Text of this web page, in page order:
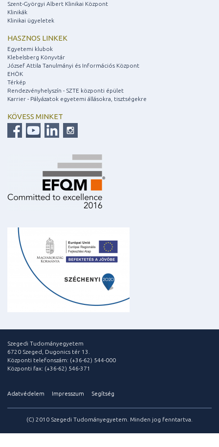
Szent-Györgyi Albert Klinikai Központ
Klinikák
Klinikai ügyeletek
HASZNOS LINKEK
Egyetemi klubok
Klebelsberg Könyvtár
József Attila Tanulmányi és Információs Központ
EHÖK
Térkép
Rendezvényhelyszín - SZTE központi épület
Karrier - Pályázatok egyetemi állásokra, tisztségekre
KÖVESS MINKET
Szegedi Tudományegyetem
6720 Szeged, Dugonics tér 13.
Központi telefonszám: (+36-62) 544-000
Központi fax: (+36-62) 546-371
Adatvédelem Impresszum Segítség
(C) 2010 Szegedi Tudományegyetem. Minden jog fenntartva.